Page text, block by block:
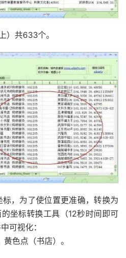
）共633个。
，为了使位置更准确，转换为
坐标转换工具（12秒时间即可
可视化：
色点（书店）。